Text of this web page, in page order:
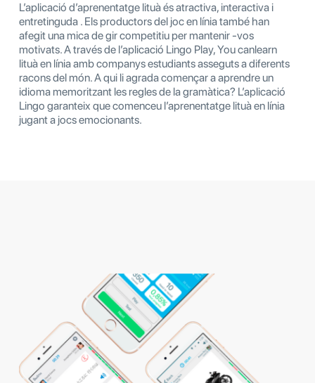
L’aplicació d’aprenentatge lituà és atractiva, interactiva i
entretinguda . Els productors del joc en línia també han
afegit una mica de gir competitiu per mantenir -vos
motivats. A través de l’aplicació Lingo Play, You canlearn
lituà en línia amb companys estudiants asseguts a diferents
racons del món. A qui li agrada començar a aprendre un
idioma memoritzant les regles de la gramàtica? L’aplicació
Lingo garanteix que comenceu l’aprenentatge lituà en línia
jugant a jocs emocionants.